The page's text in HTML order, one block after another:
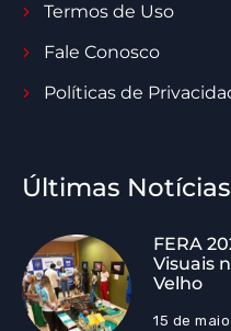
Termos de Uso
Fale Conosco
Políticas de
Últimas Notícias
FERA
Visuais
Velho
15 de